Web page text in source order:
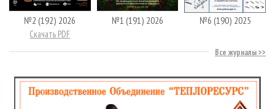
№2 (192) 2026
Скачать PDF
№1 (191) 2026 №6 (190) 2025
Все журналы